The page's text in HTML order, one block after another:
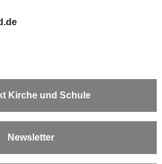
Kirche und Schule
Newsletter